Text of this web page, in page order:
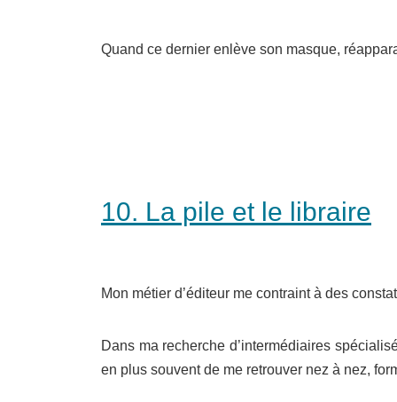
Quand ce dernier enlève son masque,
10. La pile et le libraire
Mon métier d’éditeur me contraint à des
Dans ma recherche d’intermédiaires
en plus souvent de me retrouver nez à nez,